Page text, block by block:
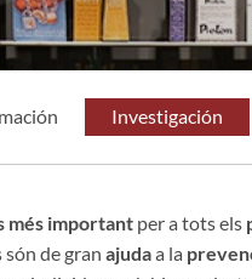
Investigación
més important per a tots els
de gran ajudaa la